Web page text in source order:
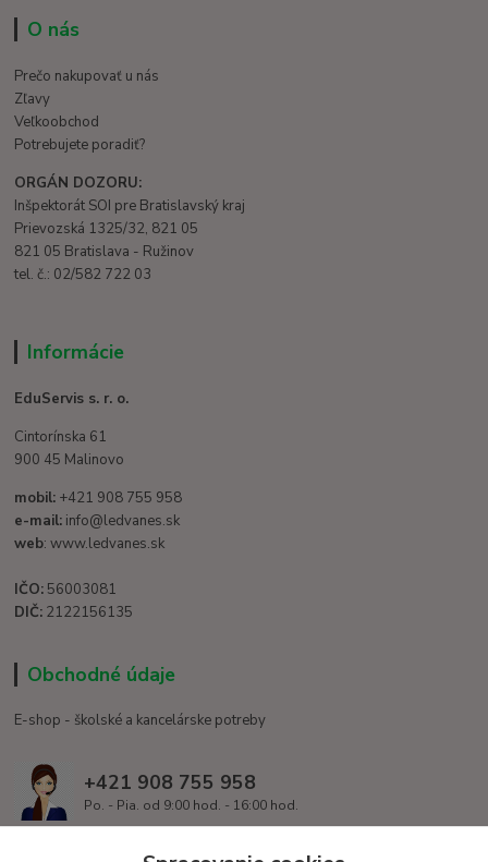
O nás
Prečo nakupovať u nás
Zľavy
Veľkoobchod
Potrebujete poradiť?
ORGÁN DOZORU:
Inšpektorát SOI pre Bratislavský kraj
Prievozská 1325/32, 821 05
821 05 Bratislava - Ružinov
tel. č.: 02/582 722 03
Informácie
EduServis s. r. o.
Cintorínska 61
900 45 Malinovo
mobil: +421 908 755 958
e-mail: info@ledvanes.sk
web: www.ledvanes.sk
IČO: 56003081
DIČ: 2122156135
Obchodné údaje
E-shop - školské a kancelárske potreby
+421 908 755 958
Po. - Pia. od 9:00 hod. - 16:00 hod.
info@ledvanes.sk